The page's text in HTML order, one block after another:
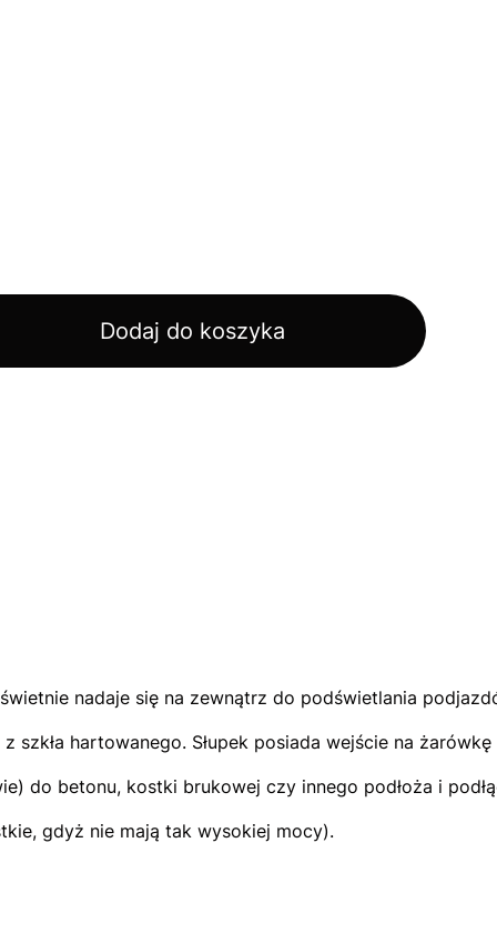
Dodaj do koszyka
nadaje się na zewnątrz do podświetlania
hartowanego. Słupek posiada wejście na
do betonu, kostki brukowej czy innego podłoża i
gdyż nie mają tak wysokiej mocy).